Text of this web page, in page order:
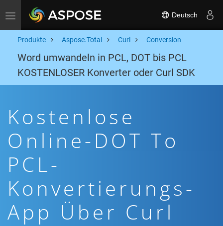
Toggle navigation Deutsch
Produkte Aspose.Total Curl Conversion
Word umwandeln in PCL, DOT bis PCL
KOSTENLOSER Konverter oder Curl SDK
Kostenlose
Online-DOT To
PCL-
Konvertierungs-
App Über Curl